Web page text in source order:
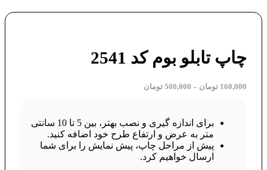
چاپ تابلو بوم کد 2541
160,000 تومان –
500,000 تومان
برای اندازه گیری و نصب بهتر، بین 5 تا 10 سانتی
متر به عرض و ارتفاع طرح خود اضافه کنید.
پیش از مراحل چاپ، پیش نمایش را برای شما
ارسال خواهیم کرد.